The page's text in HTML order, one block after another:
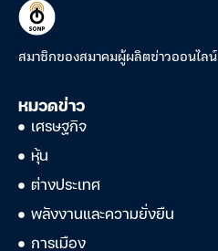
สมาชิกของสมาคมผู้ผลิตข่าวออนไลน์
หมวดข่าว
เศรษฐกิจ
หุ้น
ต่างประเทศ
พลังงานและความยั่งยืน
การเมือง